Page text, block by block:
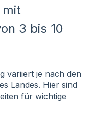
mit
3 bis 10
variiert je nach den
Landes. Hier sind
für wichtige